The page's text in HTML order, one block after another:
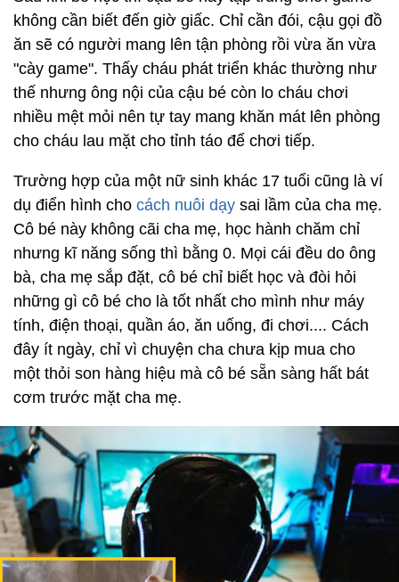
không cần biết đến giờ giấc. Chỉ cần đói, cậu gọi đồ
ăn sẽ có người mang lên tận phòng rồi vừa ăn vừa
"cày game". Thấy cháu phát triển khác thường như
thế nhưng ông nội của cậu bé còn lo cháu chơi
nhiều mệt mỏi nên tự tay mang khăn mát lên phòng
cho cháu lau mặt cho tỉnh táo để chơi tiếp.
Trường hợp của một nữ sinh khác 17 tuổi cũng là ví
dụ điển hình cho cách nuôi dạy sai lầm của cha mẹ.
Cô bé này không cãi cha mẹ, học hành chăm chỉ
nhưng kĩ năng sống thì bằng 0. Mọi cái đều do ông
bà, cha mẹ sắp đặt, cô bé chỉ biết học và đòi hỏi
những gì cô bé cho là tốt nhất cho mình như máy
tính, điện thoại, quần áo, ăn uống, đi chơi.... Cách
đây ít ngày, chỉ vì chuyện cha chưa kịp mua cho
một thỏi son hàng hiệu mà cô bé sẵn sàng hất bát
cơm trước mặt cha mẹ.